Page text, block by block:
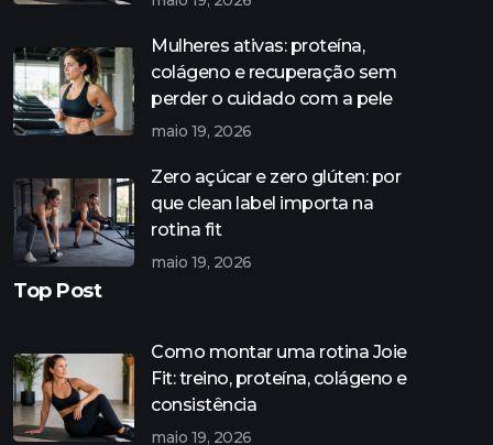
Mulheres ativas: proteína,
colágeno e recuperação sem
perder o cuidado com a pele
maio 19, 2026
Zero açúcar e zero glúten: por
que clean label importa na
rotina fit
maio 19, 2026
Top Post
Como montar uma rotina Joie
Fit: treino, proteína, colágeno e
consistência
maio 19, 2026